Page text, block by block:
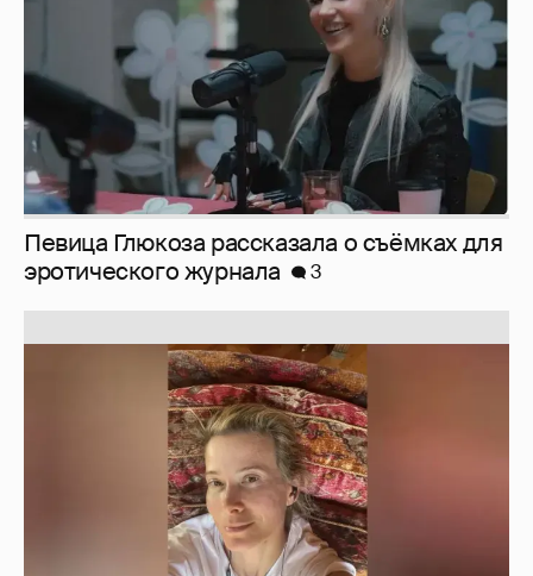
Юлия Высоцкая выложила селфи без